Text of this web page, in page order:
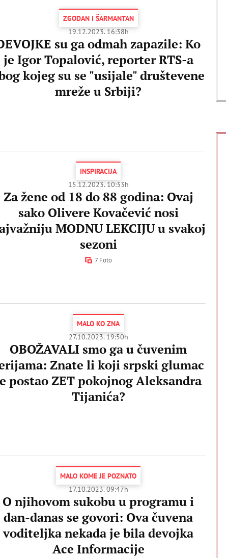
ZGODAN I ŠARMANTAN
19.12.2023. 16:38h
su ga odmah zapazile: Ko
je Igor Topalović, reporter RTS-a
kojeg su se "usijale" društevene
mreže u Srbiji?
INSPIRACIJA
15.12.2023. 10:33h
Za žene od 18 do 88 godina: Ovaj
sako Olivere Kovačević nosi
MODNU LEKCIJU u svakoj
sezoni
7 Foto
MALO KO ZNA
27.10.2023. 19:50h
OBOŽAVALI smo ga u čuvenim
Znate li koji srpski glumac
postao ZET pokojnog Aleksandra
Tijanića?
MALO KOME JE POZNATO
17.10.2023. 09:47h
O njihovom sukobu u programu i
dan-danas se govori: Ova čuvena
voditeljka nekada je bila devojka
Ace Informacije